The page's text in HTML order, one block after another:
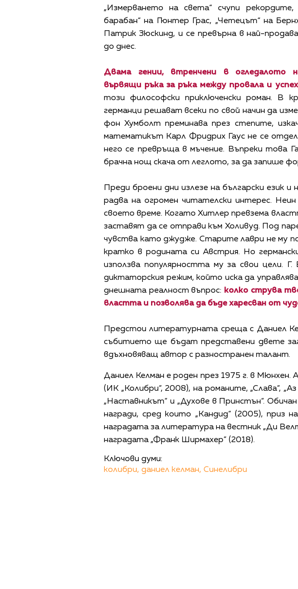
„Измерването на света“ счупи
барабан“ на Гюнтер Грас, „Четецът“ на
Патрик Зюскинд, и се превърна в най-
до днес.
Двама гении, втренчени в огледалото
вървящи ръка за ръка между провала и
този философски приключенски роман. В
германци решават всеки по свой начин да
фон Хумболт преминава през степите,
математикът Карл Фридрих Гаус не се
него се превръща в мъчение. Въпреки това
брачна нощ скача от леглото, за да запише
Преди броени дни излезе на български език
радва на огромен читателски интерес.
своето време. Когато Хитлер превзема
заставят да се отправи към Холивуд. Под
чувства като джудже. Старите лаври не му
кратко в родината си Австрия. Но
използва популярността му за свои цели.
диктаторския режим, който иска да
днешната реалност въпрос: колко струва
властта и позволява да бъде харесван от
Предстои литературната среща с Даниел
събитието ще бъдат представени двете
вдъхновяващ автор с разностранен талант.
Даниел Келман е роден през 1975 г. в Мюнхен.
(ИК „Колибри“, 2008), на романите, „Слава“,
„Наставникът“ и „Духове в Принстън“.
награди, сред които „Кандид“ (2005), приз
наградата за литература на вестник „Ди
наградата „Франк Ширмахер” (2018).
Ключови думи:
колибри, даниел келман, Синелибри